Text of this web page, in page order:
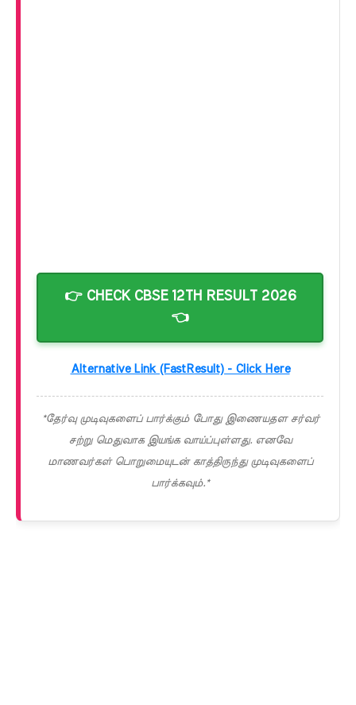
👉 CHECK CBSE 12TH RESULT 2026
👈
Alternative Link (FastResult) - Click Here
*தேர்வு முடிவுகளைப் பார்க்கும் போது இணையதள சர்வர்
சற்று மெதுவாக இயங்க வாய்ப்புள்ளது. எனவே
மாணவர்கள் பொறுமையுடன் காத்திருந்து முடிவுகளைப்
பார்க்கவும்.*